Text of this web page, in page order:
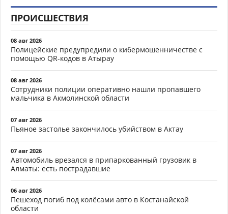
ПРОИСШЕСТВИЯ
08 авг 2026
Полицейские предупредили о кибермошенничестве с
помощью QR-кодов в Атырау
08 авг 2026
Сотрудники полиции оперативно нашли пропавшего
мальчика в Акмолинской области
07 авг 2026
Пьяное застолье закончилось убийством в Актау
07 авг 2026
Автомобиль врезался в припаркованный грузовик в
Алматы: есть пострадавшие
06 авг 2026
Пешеход погиб под колёсами авто в Костанайской
области